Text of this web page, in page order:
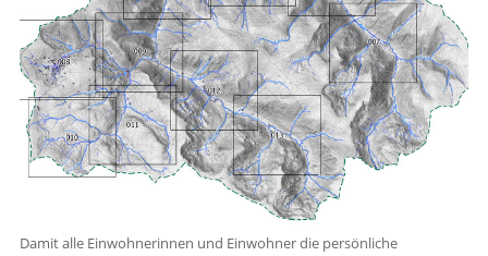
Damit alle Einwohnerinnen und Einwohner die persönliche